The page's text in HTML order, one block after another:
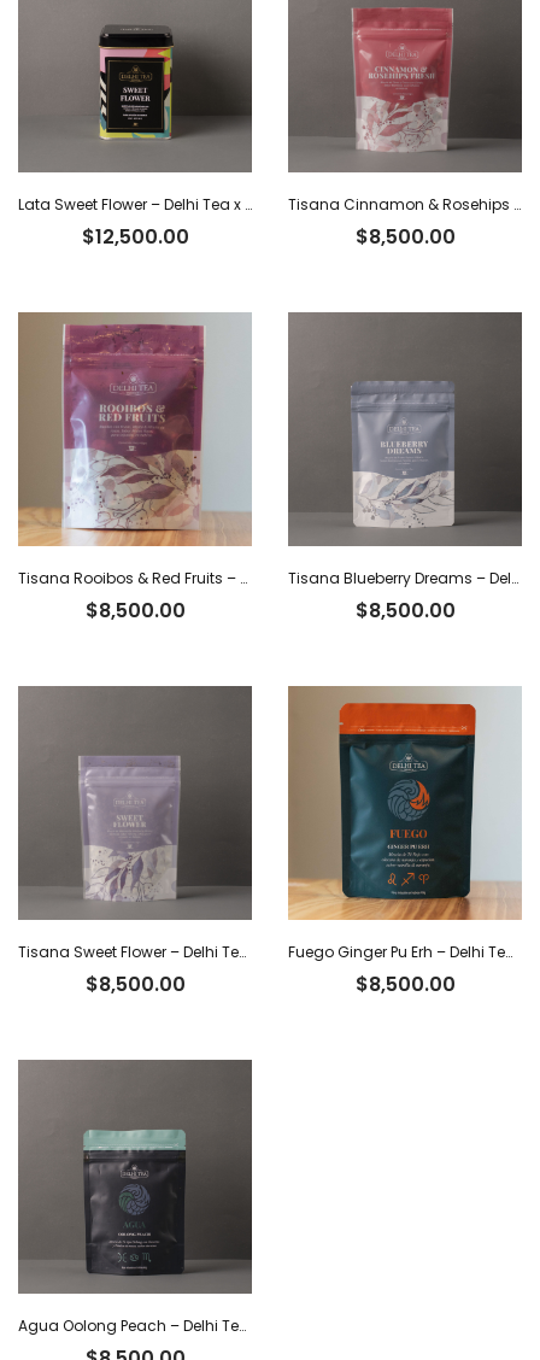
Lata Sweet Flower – Delhi Tea x 40 g
$12,500.00
Tisana Cinnamon & Rosehips Fresh – Delhi Tea x 60 g
$8,500.00
Tisana Rooibos & Red Fruits – Delhi Tea x 40 g
$8,500.00
Tisana Blueberry Dreams – Delhi Tea x 60 g
$8,500.00
Tisana Sweet Flower – Delhi Tea x 30 g
$8,500.00
Fuego Ginger Pu Erh – Delhi Tea x 40 g
$8,500.00
Agua Oolong Peach – Delhi Tea x 40 g